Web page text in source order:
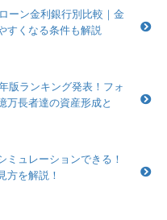
ーン金利銀行別比較｜金
すくなる条件も解説
版ランキング発表！フォ
万長者達の資産形成と
ミュレーションできる！
方を解説！